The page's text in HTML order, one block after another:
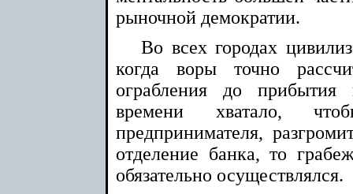
рыночной демократии.
Во всех городах
когда воры точно
ограбления до
времени хватало,
предпринимателя,
отделение банка, то
обязательно осуществлялся.